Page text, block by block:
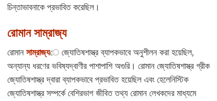
চিন্তাভাবনাকে প্রভাবিত করেছিল।
রোমান সাম্রাজ্য
রোমান সাম্রাজ্যে জ্যোতিষশাস্ত্র ব্যাপকভাবে অনুশীলন করা হয়েছিল,
অন্যান্য ধরণের ভবিষ্যদ্বাণীর পাশাপাশি অগুরি। রোমান জ্যোতিষশাস্ত্র গ্রীক
জ্যোতিষশাস্ত্র দ্বারা ব্যাপকভাবে প্রভাবিত হয়েছিল এবং হেলেনিস্টিক
জ্যোতিষশাস্ত্র সম্পর্কে বেশিরভাগ জীবিত তথ্য রোমান লেখকদের মাধ্যমে